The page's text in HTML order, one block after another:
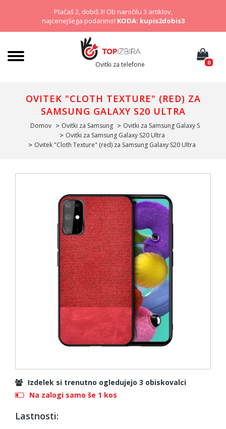
Plačaš 2, dobiš 3! Ob naročilu 3 artiklov,
najcenejšega podarimo! KODA: kupis2dobis3
Ovitki za telefone 0
OVITEK "CLOTH TEXTURE" (RED) ZA
SAMSUNG GALAXY S20 ULTRA
Domov Ovitki za Samsung
Ovitki za Samsung Galaxy S
Ovitki za Samsung Galaxy S20 Ultra
Ovitek "Cloth Texture" (red) za Samsung Galaxy S20 Ultra
Izdelek si trenutno ogledujejo 3 obiskovalci
Na zalogi samo še 1 kos
Lastnosti: